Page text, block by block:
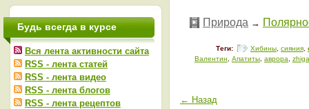
Природа→
Теги: Хибины, сияния,
Валентин
Апатиты, аврора
← Назад
Будь всегда в курсе
Вся лента активности сайта
RSS - лента статей
RSS - лента видео
RSS - лента блогов
RSS - лента рецептов